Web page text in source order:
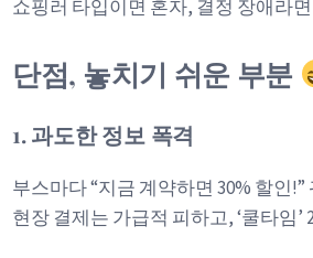
쇼핑러 타입이면 혼자, 결정 장애라
단점, 놓치기 쉬운 부분
1. 과도한 정보 폭격
부스마다 “지금 계약하면 30% 할인
현장 결제는 가급적 피하고, ‘쿨타임